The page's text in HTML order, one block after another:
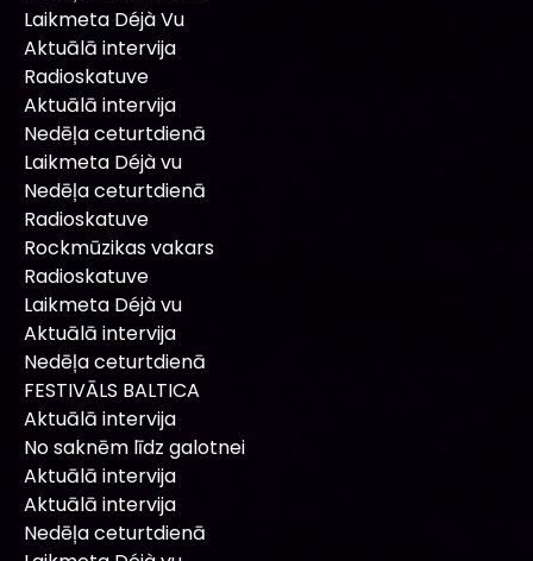
Laikmeta Déjà Vu
Aktuālā intervija
Radioskatuve
Aktuālā intervija
Nedēļa ceturtdienā
Laikmeta Déjà vu
Nedēļa ceturtdienā
Radioskatuve
Rockmūzikas vakars
Radioskatuve
Laikmeta Déjà vu
Aktuālā intervija
Nedēļa ceturtdienā
FESTIVĀLS BALTICA
Aktuālā intervija
No saknēm līdz galotnei
Aktuālā intervija
Aktuālā intervija
Nedēļa ceturtdienā